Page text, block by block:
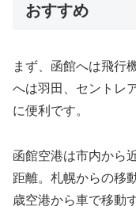
おすすめ
まず、函館へは飛行
へは羽田、セントレ
に便利です。
函館空港は市内から
距離。札幌からの移
歳空港から車で移動